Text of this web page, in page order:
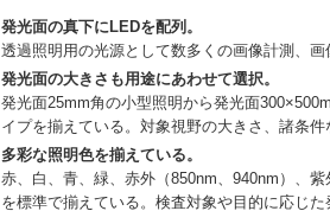
発光面の真下にLEDを配列。
透過照明用の光源として数多くの画像計測、画
発光面の大きさも用途にあわせて選択。
発光面25mm角の小型照明から発光面
イプを揃えている。対象視野の大きさ、諸条件
多彩な照明色を揃えている。
赤、白、青、緑、赤外（850nm、940nm）、
を標準で揃えている。検査対象や目的に応じた